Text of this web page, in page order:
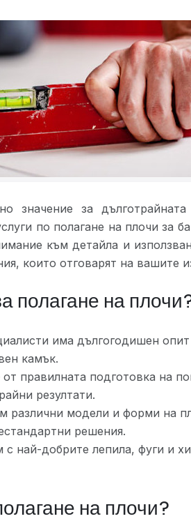
значение за
по полагане на плочи за
към детайла и
които отговарят на вашите
полагане на
има дългогодишен
камък.
правилната подготовка на
резултати.
модели и форми на
решения.
с най-добрите лепила, фуги и
на плочи?